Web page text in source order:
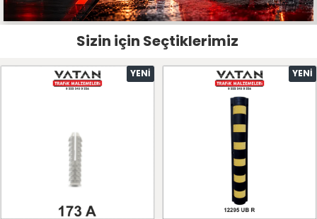
Sizin için Seçtiklerimiz
YENI YENI